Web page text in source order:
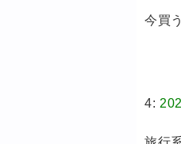
今買
4: